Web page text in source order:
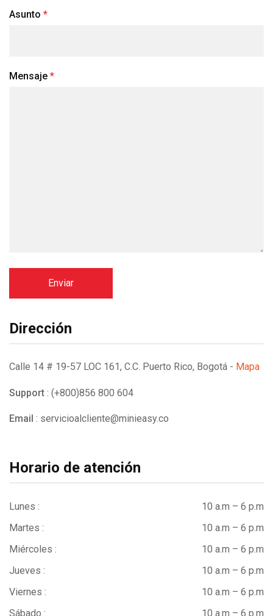
Asunto
Mensaje
Dirección
Calle 14 # 19-57 LOC 161, C.C. Puerto Rico, Bogotá - Mapa
Support : (+800)856 800 604
Email : servicioalcliente@minieasy.co
Horario de atención
Lunes :
Martes :
Miércoles :
Jueves :
Viernes :
Sábado :
10 a.m – 6 p.m
10 a.m – 6 p.m
10 a.m – 6 p.m
10 a.m – 6 p.m
10 a.m – 6 p.m
10 a.m – 6 p.m